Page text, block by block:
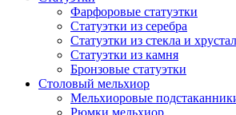
Фарфоровые статуэтки
Статуэтки из серебра
Статуэтки из стекла и
Статуэтки из камня
Бронзовые статуэтки
Столовый мельхиор
Мельхиоровые
Рюмки мельхиор